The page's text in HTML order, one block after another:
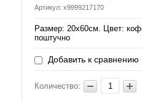
Артикул: х9999217170
Размер: 20х60см. Цвет:
поштучно
Добавить к сравнению
Количество: